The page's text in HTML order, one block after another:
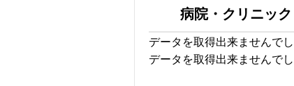
病院・クリニック
データを取得出来ませんで
データを取得出来ませんで